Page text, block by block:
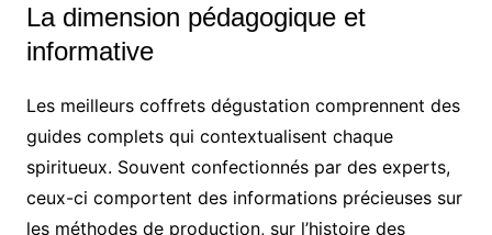
La dimension pédagogique et
informative
Les meilleurs coffrets dégustation comprennent des
guides complets qui contextualisent chaque
spiritueux. Souvent confectionnés par des experts,
ceux-ci comportent des informations précieuses sur
les méthodes de production, sur l’histoire des